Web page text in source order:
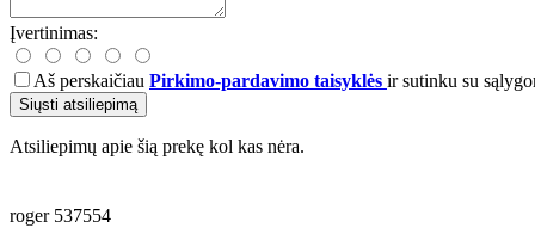
Įvertinimas:
Aš perskaičiau Pirkimo-pardavimo taisyklės ir sutinku su
Siųsti atsiliepimą
Atsiliepimų apie šią prekę kol kas nėra.
roger 537554